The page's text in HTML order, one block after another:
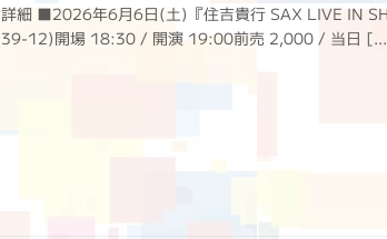
詳細 ■2026年6月6日(土)『住吉貴行 SAX LIVE IN
39-12)開場 18:30 / 開演 19:00前売 2,000 / 当日